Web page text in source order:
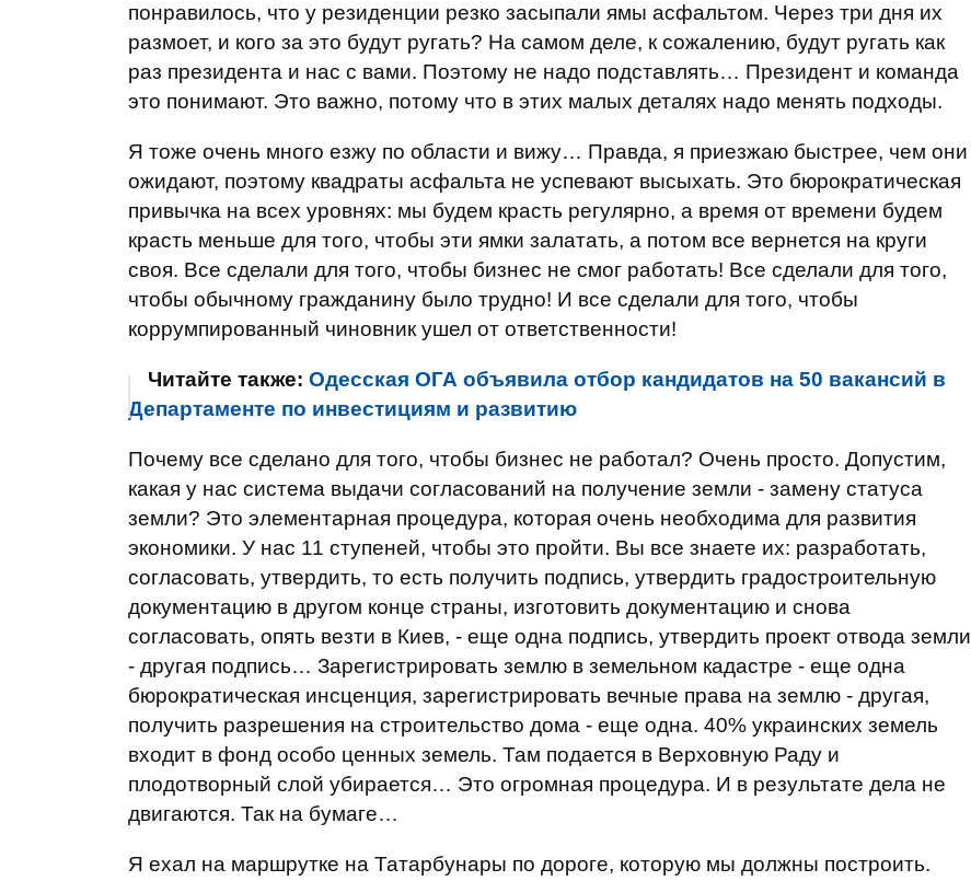
понравилось, что у резиденции резко засыпали ямы асфальтом. Через три дня их
размоет, и кого за это будут ругать? На самом деле, к сожалению, будут ругать как
раз президента и нас с вами. Поэтому не надо подставлять… Президент и команда
это понимают. Это важно, потому что в этих малых деталях надо менять подходы.
Я тоже очень много езжу по области и вижу… Правда, я приезжаю быстрее, чем они
ожидают, поэтому квадраты асфальта не успевают высыхать. Это бюрократическая
привычка на всех уровнях: мы будем красть регулярно, а время от времени будем
красть меньше для того, чтобы эти ямки залатать, а потом все вернется на круги
своя. Все сделали для того, чтобы бизнес не смог работать! Все сделали для того,
чтобы обычному гражданину было трудно! И все сделали для того, чтобы
коррумпированный чиновник ушел от ответственности!
Читайте также: Одесская ОГА объявила отбор кандидатов на 50 вакансий в
Департаменте по инвестициям и развитию
Почему все сделано для того, чтобы бизнес не работал? Очень просто. Допустим,
какая у нас система выдачи согласований на получение земли - замену статуса
земли? Это элементарная процедура, которая очень необходима для развития
экономики. У нас 11 ступеней, чтобы это пройти. Вы все знаете их: разработать,
согласовать, утвердить, то есть получить подпись, утвердить градостроительную
документацию в другом конце страны, изготовить документацию и снова
согласовать, опять везти в Киев, - еще одна подпись, утвердить проект отвода земли
- другая подпись… Зарегистрировать землю в земельном кадастре - еще одна
бюрократическая инсценция, зарегистрировать вечные права на землю - другая,
получить разрешения на строительство дома - еще одна. 40% украинских земель
входит в фонд особо ценных земель. Там подается в Верховную Раду и
плодотворный слой убирается… Это огромная процедура. И в результате дела не
двигаются. Так на бумаге…
Я ехал на маршрутке на Татарбунары по дороге, которую мы должны построить.